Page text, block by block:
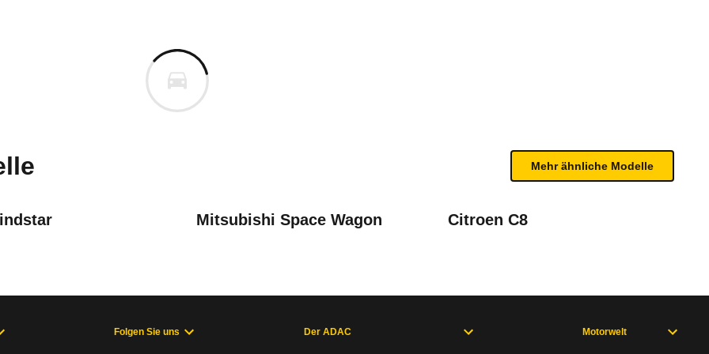
informieren. Welche Fahrzeuge genau betroffen sind, entnehmen Sie bitte dem Rückruf, da
Mitsubishi Space Wagon Citroen C8
Mehr ähnliche Modelle
Folgen Sie uns Der ADAC Motorwelt